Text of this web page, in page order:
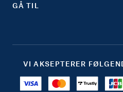
GÅ TIL
VI AKSEPTERER